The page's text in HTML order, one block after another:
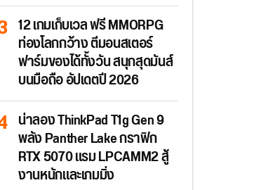
12 เกมเก็บเวล ฟรี MMORPG
ท่องโลกกว้าง ตีมอนสเตอร์
ฟาร์มของได้ทั้งวัน สนุกสุดมันส์
บนมือถือ อัปเดตปี 2026
น่าลอง ThinkPad T1g Gen 9
พลัง Panther Lake กราฟิก
RTX 5070 แรม LPCAMM2 สู้
งานหนักและเกมมิ่ง